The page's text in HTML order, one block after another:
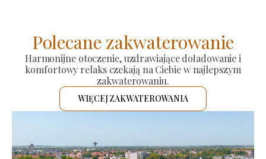
Polecane zakwaterowanie
Harmonijne otoczenie, uzdrawiające doładowanie i
komfortowy relaks czekają na Ciebie w najlepszym
zakwaterowaniu.
WIĘCEJ ZAKWATEROWANIA